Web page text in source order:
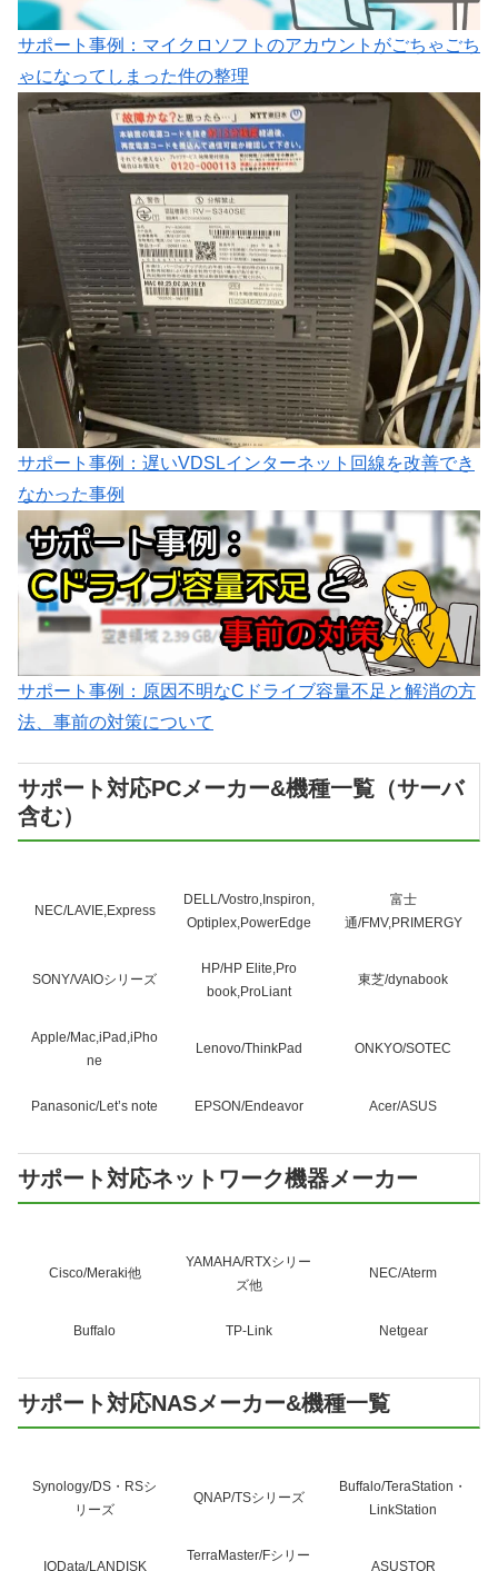
サポート事例：マイクロソフトのアカウントがごちゃごち
ゃになってしまった件の整理
サポート事例：遅いVDSLインターネット回線を改善でき
なかった事例
サポート事例：原因不明なCドライブ容量不足と解消の方
法、事前の対策について
サポート対応PCメーカー&機種一覧（サーバ
含む）
NEC/LAVIE,Express
DELL/Vostro,Inspiron,
Optiplex,PowerEdge
富士
通/FMV,PRIMERGY
SONY/VAIOシリーズ
HP/HP Elite,Pro
book,ProLiant
東芝/dynabook
Apple/Mac,iPad,iPho
ne
Lenovo/ThinkPad ONKYO/SOTEC
Panasonic/Let’s note EPSON/Endeavor Acer/ASUS
サポート対応ネットワーク機器メーカー
Cisco/Meraki他
YAMAHA/RTXシリー
ズ他
NEC/Aterm
Buffalo TP-Link Netgear
サポート対応NASメーカー&機種一覧
Synology/DS・RSシ
リーズ
QNAP/TSシリーズ
Buffalo/TeraStation・
LinkStation
IOData/LANDISK
TerraMaster/Fシリー
ASUSTOR